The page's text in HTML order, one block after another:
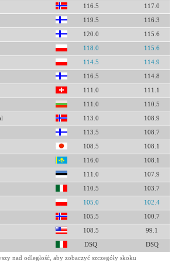
116.5 117.0
119.5 116.3
120.0 115.6
118.0 115.6
114.5 114.9
116.5 114.8
111.0 111.1
111.0 110.5
113.0 108.9
113.5 108.7
108.5 108.1
116.0 108.1
111.0 107.9
110.5 103.7
105.0 102.4
105.5 100.7
108.5 99.1
DSQ DSQ
nad odległość, aby zobaczyć szczegóły skoku